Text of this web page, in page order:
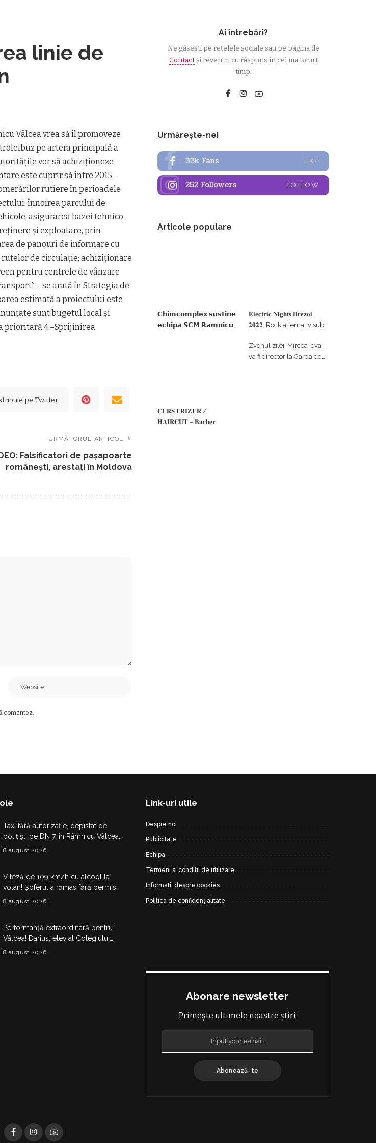
linie de
Vâlcea vrea să îl promoveze
pe artera principală a
vor să achiziționeze
este cuprinsă între 2015 –
rutiere în perioadele
înnoirea parcului de
asigurarea bazei tehnico-
și exploatare, prin
de panouri de informare cu
de circulație; achiziționare
pentru centrele de vânzare
– se arată în Strategia de
estimată a proiectului este
sunt bugetul local şi
prioritară 4 –Sprijinirea
pe Twitter
URMĂTORUL ARTICOL
Falsificatori de paşapoarte
româneşti, arestaţi în Moldova
comentez.
Ai întrebări?
Ne găsești pe rețelele sociale sau pe pagina de
Contactși revenim cu răspuns în cel mai scurt
timp.
Urmărește-ne!
33k Fans LIKE
252 Followers FOLLOW
Articole populare
𝗖𝗵𝗶𝗺𝗰𝗼𝗺𝗽𝗹𝗲𝘅 𝘀𝘂𝘀𝘁𝗶𝗻𝗲
𝗲𝗰𝗵𝗶𝗽𝗮 𝗦𝗖𝗠 𝗥𝗮𝗺𝗻𝗶𝗰𝘂
𝐄𝐥𝐞𝐜𝐭𝐫𝐢𝐜 𝐍𝐢𝐠𝐡𝐭𝐬 𝐁𝐫𝐞𝐳𝐨𝐢
𝟐𝟎𝟐𝟐. Rock alternativ sub
#𝐁𝐫𝐞𝐳𝐨𝐢𝐮𝐥𝐋𝐮𝐦𝐢𝐢
𝐂𝐔𝐑𝐒 𝐅𝐑𝐈𝐙𝐄𝐑 /
𝐇𝐀𝐈𝐑𝐂𝐔𝐓 – 𝐁𝐚𝐫𝐛𝐞𝐫
Zvonul zilei: Mircea Iova
va fi director la Garda de
Taxi fără autorizație, depistat de
polițiști pe DN 7, în Râmnicu Vâlcea.
Șoferul a rămas fără plăcuțe timp de
8 august 2026
Viteză de 109 km/h cu alcool la
volan! Șoferul a rămas fără permis
180 de zile și a primit amendă de
8 august 2026
Performanță extraordinară pentru
Vâlcea! Darius, elev al Colegiului
Național de Informatică „Matei
8 august 2026
Link-uri utile
Despre noi
Publicitate
Echipa
Termeni si conditii de utilizare
Informatii despre cookies
Politica de confidențialitate
Abonare newsletter
Primește ultimele noastre știri
Abonează-te